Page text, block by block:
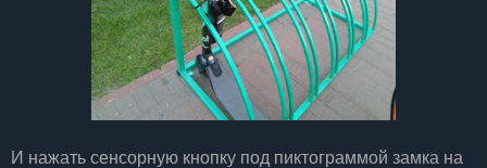
И нажать сенсорную кнопку под пиктограммой замка на